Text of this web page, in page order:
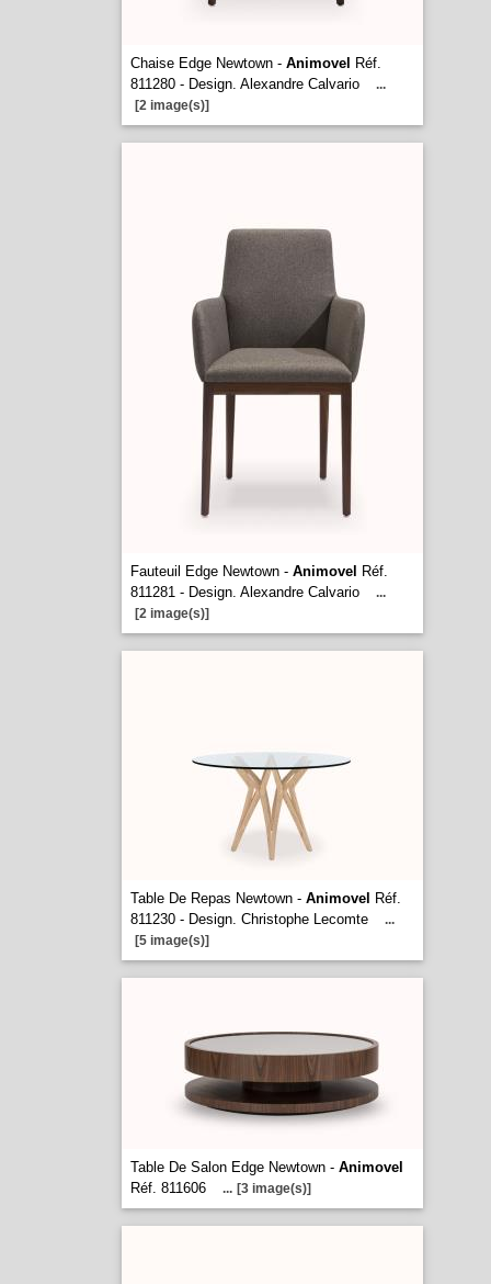
Chaise Edge Newtown - Animovel
Réf.
811280 - Design. Alexandre Calvario
...
[2 image(s)]
Fauteuil Edge Newtown - Animovel
Réf.
811281 - Design. Alexandre Calvario
...
[2 image(s)]
Table De Repas Newtown - Animovel
Réf.
811230 - Design. Christophe Lecomte
...
[5 image(s)]
Table De Salon Edge Newtown - Animovel
Réf. 811606
... [3 image(s)]